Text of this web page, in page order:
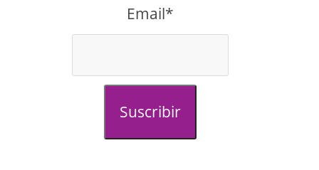
Email*
Suscribir